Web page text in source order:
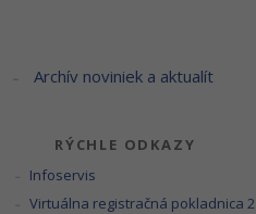
Archív noviniek a aktualít
RÝCHLE ODKAZY
Infoservis
Virtuálna registračná pokladnica 2